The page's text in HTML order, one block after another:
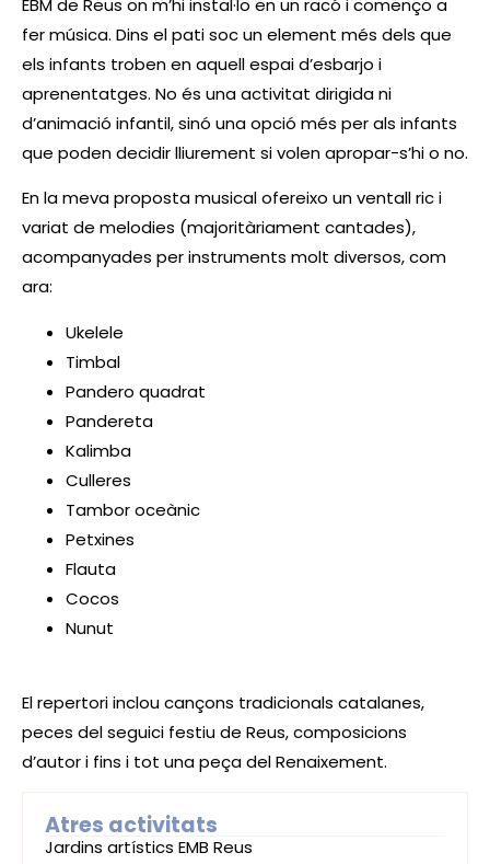
EBM de Reus on m’hi instal·lo en un racó i començo a
fer música. Dins el pati soc un element més dels que
els infants troben en aquell espai d’esbarjo i
aprenentatges. No és una activitat dirigida ni
d’animació infantil, sinó una opció més per als infants
que poden decidir lliurement si volen apropar-s’hi o no.
En la meva proposta musical ofereixo un ventall ric i
variat de melodies (majoritàriament cantades),
acompanyades per instruments molt diversos, com
ara:
Ukelele
Timbal
Pandero quadrat
Pandereta
Kalimba
Culleres
Tambor oceànic
Petxines
Flauta
Cocos
Nunut
El repertori inclou cançons tradicionals catalanes,
peces del seguici festiu de Reus, composicions
d’autor i fins i tot una peça del Renaixement.
Atres activitats
Jardins artístics EMB Reus